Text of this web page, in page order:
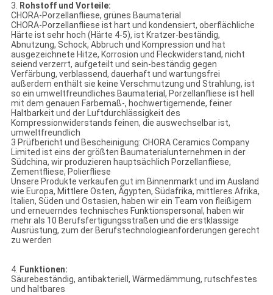
3. Rohstoff und Vorteile:
CHORA-Porzellanfliese, grünes Baumaterial
CHORA-Porzellanfliese ist hart und kondensiert, oberflächliche
Härte ist sehr hoch (Härte 4-5), ist Kratzer-beständig,
Abnutzung, Schock, Abbruch und Kompression und hat
ausgezeichnete Hitze, Korrosion und Fleckwiderstand, nicht
seiend verzerrt, aufgeteilt und sein-beständig gegen
Verfärbung, verblassend, dauerhaft und wartungsfrei
außerdem enthält sie keine Verschmutzung und Strahlung, ist
so ein umweltfreundliches Baumaterial, Porzellanfliese ist hell
mit dem genauen Farbemaß-, hochwertigemende, feiner
Haltbarkeit und der Luftdurchlässigkeit des
Kompressionwiderstands feinen, die auswechselbar ist,
umweltfreundlich
3 Prüfbericht und Bescheinigung: CHORA Ceramics Company
Limited ist eins der größten Baumaterialunternehmen in der
Südchina, wir produzieren hauptsächlich Porzellanfliese,
Zementfliese, Polierfliese
Unsere Produkte verkaufen gut im Binnenmarkt und im Ausland
wie Europa, Mittlere Osten, Ägypten, Südafrika, mittleres Afrika,
Italien, Süden und Ostasien, haben wir ein Team von fleißigem
und erneuerndes technisches Funktionspersonal, haben wir
mehr als 10 Berufsfertigungsstraßen und die erstklassige
Ausrüstung, zum der Berufstechnologieanforderungen gerecht
zu werden
4. Funktionen:
Säurebeständig, antibakteriell, Wärmedämmung, rutschfestes
und haltbares